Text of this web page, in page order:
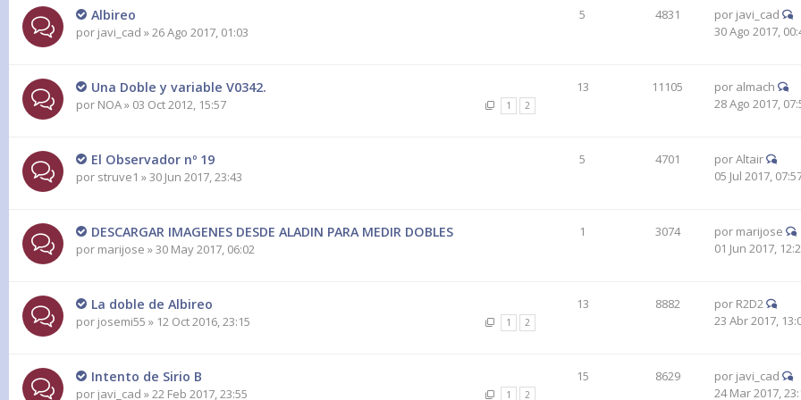
Albireo
por javi_cad » 26 Ago 2017, 01:03
5 4831 por javi_cad
30 Ago 2017,
Una Doble y variable V0342.
1 2
por NOA» 03 Oct 2012, 15:57
13 11105 por almach
28 Ago 2017,
El Observador nº 19
por struve1 » 30 Jun 2017, 23:43
5 4701 porAltair
05 Jul 2017,
DESCARGAR IMAGENES DESDE ALADIN PARA MEDIR DOBLES
por marijose » 30 May 2017, 06:02
1 3074 por marijose
01 Jun 2017,
La doble de Albireo
1 2
por josemi55 » 12 Oct 2016, 23:15
13 8882 por R2D2
23 Abr 2017,
Intento de Sirio B
1 2
por javi_cad » 22 Feb 2017, 23:55
15 8629 por javi_cad
24 Mar 2017,